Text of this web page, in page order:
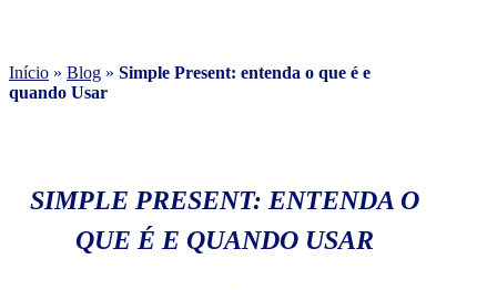
Início » Blog » Simple Present: entenda o que é e
quando Usar
SIMPLE PRESENT: ENTENDA O
QUE É E QUANDO USAR